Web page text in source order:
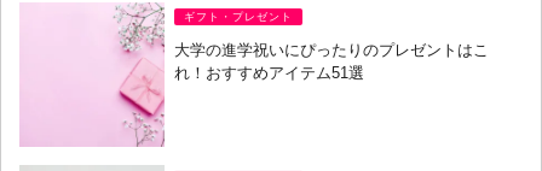
ギフト・プレゼント
大学の進学祝いにぴったりのプレゼントはこ
れ！おすすめアイテム51選